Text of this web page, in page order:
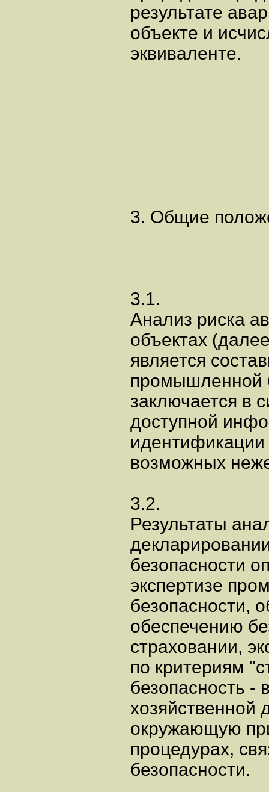
результате
объекте и
эквиваленте.
3. Общие
3.1.
Анализ риска
объектах
является
промышленной
заключается в
доступной
идентификации
возможных
3.2.
Результаты
безопасности
экспертизе
безопасности,
обеспечению
страховании,
по критериям
безопасность -
хозяйственной
окружающую
процедурах,
безопасности.